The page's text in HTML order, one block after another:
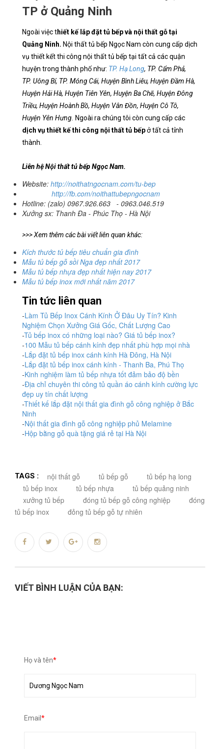
TP ở Quảng Ninh
Ngoài việc thiết kế lắp đặt tủ bếp và nội thất gỗ tại
Quảng Ninh. Nội thất tủ bếp Ngọc Nam còn cung cấp dịch
vụ thiết kết thi công nội thất tủ bếp tại tất cả các quận
huyện trong thành phố như: TP. Hạ Long, TP. Cẩm Phả,
TP. Uông Bí, TP. Móng Cái, Huyện Bình Liêu, Huyện Đầm Hà,
Huyện Hải Hà, Huyện Tiên Yên, Huyện Ba Chẽ, Huyện Đông
Triều, Huyện Hoành Bồ, Huyện Vân Đồn, Huyện Cô Tô,
Huyện Yên Hưng. Ngoài ra chúng tôi còn cung cấp các
dịch vụ thiết kế thi công nội thất tủ bếpở tất cả tỉnh
thành.
Liên hệ Nội thất tủ bếp Ngọc Nam.
Website: http://noithatngocnam.com/tu-bep
http://fb.com/noithattubepngocnam
Hotline: (zalo) 0967.926.663 - 0963.046.519
Xưởng sx: Thanh Đa - Phúc Thọ - Hà Nội
>>> Xem thêm các bài viết liên quan khác:
Kích thước tủ bếp tiêu chuẩn gia đình
Mẫu tủ bếp gỗ sồi Nga đẹp nhất 2017
Mẫu tủ bếp nhựa đẹp nhất hiện nay 2017
Mẫu tủ bếp inox mới nhất năm 2017
Tin tức liên quan
-Làm Tủ Bếp Inox Cánh Kính Ở Đâu Uy Tín? Kinh
Nghiệm Chọn Xưởng Giá Gốc, Chất Lượng Cao
-Tủ bếp inox có những loại nào? Giá tủ bếp inox?
-100 Mẫu tủ bếp cánh kính đẹp nhất phù hợp mọi nhà
-Lắp đặt tủ bếp inox cánh kính Hà Đông, Hà Nội
-Lắp đặt tủ bếp inox cánh kính - Thanh Ba, Phú Thọ
-Kinh nghiệm làm tủ bếp nhựa tốt đảm bảo độ bền
-Địa chỉ chuyên thi công tủ quần áo cánh kính cường lực
đẹp uy tín chất lượng
-Thiết kế lắp đặt nội thất gia đình gỗ công nghiệp ở Bắc
Ninh
-Nội thất gia đình gỗ công nghiệp phủ Melamine
-Hộp bằng gỗ quà tặng giá rẻ tại Hà Nội
TAGS : nội thất gỗ tủ bếp gỗ
tủ bếp hạ long
tủ bếp inox
tủ bếp nhựa
tủ bếp quảng ninh
xưởng tủ bếp
đóng tủ bếp gỗ công nghiệp
đóng
tủ bếp inox
đỏng tủ bếp gỗ tự nhiên
VIẾT BÌNH LUẬN CỦA BẠN:
Họ và tên*
Email*